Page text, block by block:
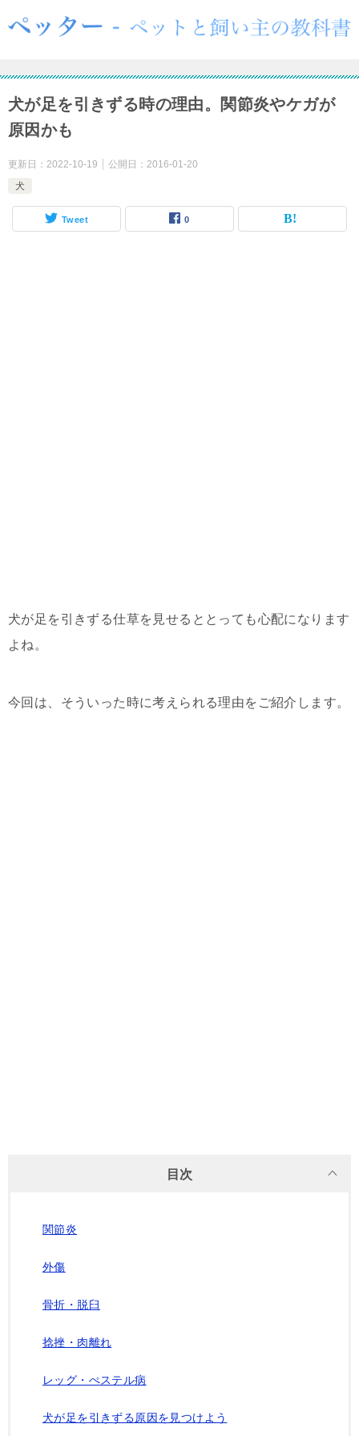
犬が足を引きずる時の理由。関節炎やケガが
原因かも
更新日： 2022-10-19 公開日： 2016-01-20
犬
Tweet 0
犬が足を引きずる仕草を見せるととっても心配になります
よね。
今回は、そういった時に考えられる理由をご紹介します。
目次
関節炎
外傷
骨折・脱臼
捻挫・肉離れ
レッグ・ぺステル病
犬が足を引きずる原因を見つけよう